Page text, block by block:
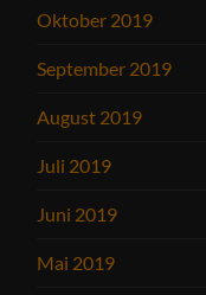
Oktober 2019
September 2019
August 2019
Juli 2019
Juni 2019
Mai 2019